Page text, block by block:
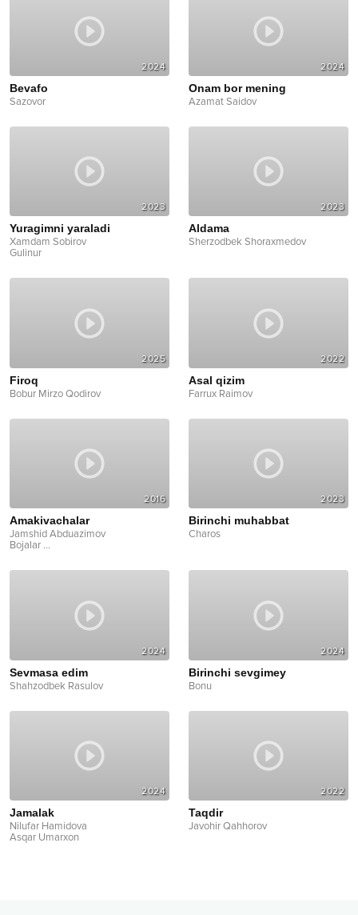
2024
Bevafo
Sazovor
2024
Onam bor mening
Azamat Saidov
2023
Yuragimni yaraladi
Xamdam Sobirov
Gulinur
2023
Aldama
Sherzodbek Shoraxmedov
2025
Firoq
Bobur Mirzo Qodirov
2022
Asal qizim
Farrux Raimov
2016
Amakivachalar
Jamshid Abduazimov
Bojalar ...
2023
Birinchi muhabbat
Charos
2024
Sevmasa edim
Shahzodbek Rasulov
2024
Birinchi sevgimey
Bonu
2024
Jamalak
Nilufar Hamidova
Asqar Umarxon
2022
Taqdir
Javohir Qahhorov